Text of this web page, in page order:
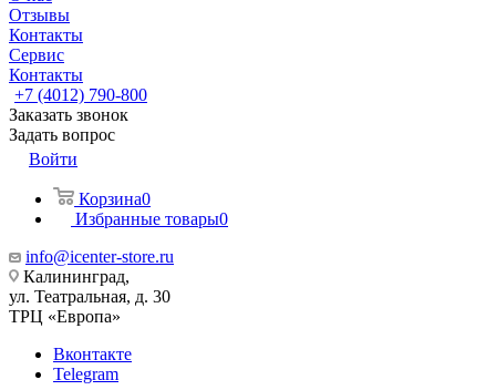
Отзывы
Контакты
Сервис
Контакты
+7 (4012) 790-800
Заказать звонок
Задать вопрос
Войти
Корзина0
Избранные товары0
info@icenter-store.ru
Калининград,
ул. Театральная, д. 30
ТРЦ «Европа»
Вконтакте
Telegram